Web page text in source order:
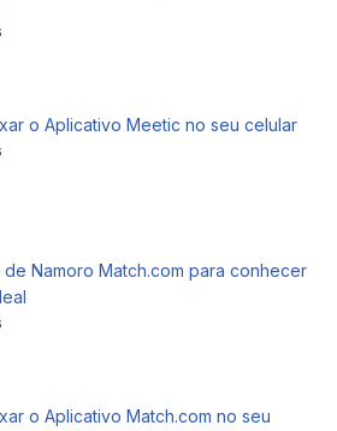
o Aplicativo Meetic no seu celular
de Namoro Match.com para conhecer
o Aplicativo Match.com no seu